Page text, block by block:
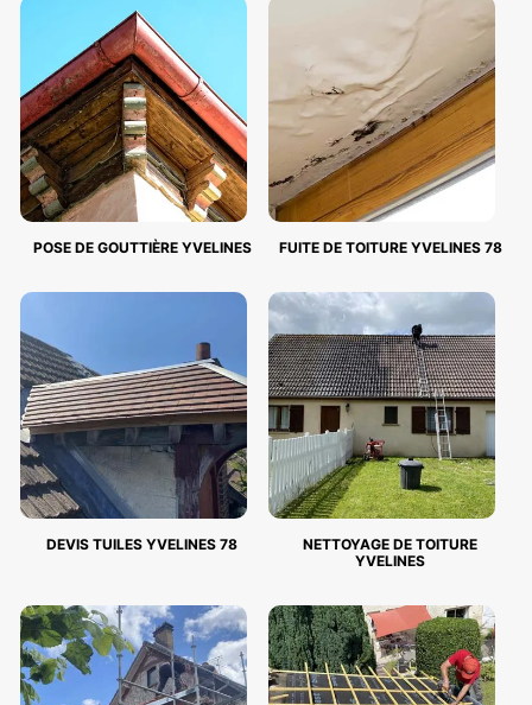
POSE DE GOUTTIÈRE YVELINES FUITE DE TOITURE YVELINES 78
DEVIS TUILES YVELINES 78
NETTOYAGE DE TOITURE
YVELINES